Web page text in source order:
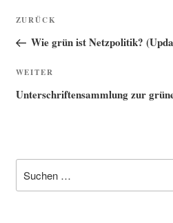
Beitragsnavigation
Vorheriger
Beitrag
ZURÜCK
Wie grün ist Netzpolitik?
Nächster
Beitrag
WEITER
Unterschriftensammlung zur
nach: